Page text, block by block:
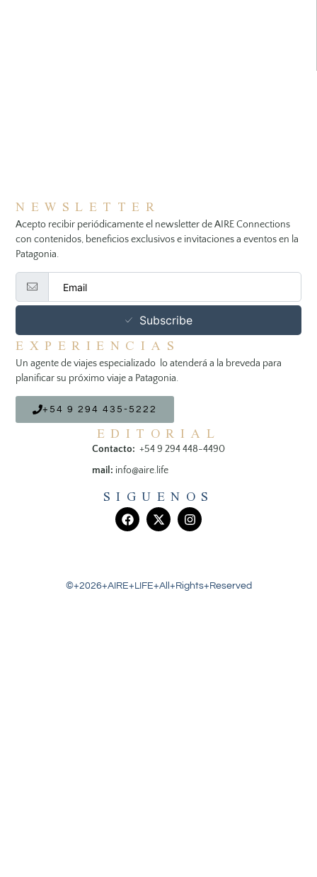
NEWSLETTER
Acepto recibir periódicamente el newsletter de AIRE Connections
con contenidos, beneficios exclusivos e invitaciones a eventos en la
Patagonia.
Subscribe
EXPERIENCIAS
Un agente de viajes especializado lo atenderá a la breveda para
planificar su próximo viaje a Patagonia.
+54 9 294 435-5222
EDITORIAL
Contacto: +54 9 294 448-4490
mail: info@aire.life
SIGUENOS
©+2026+AIRE+LIFE+All+Rights+Reserved